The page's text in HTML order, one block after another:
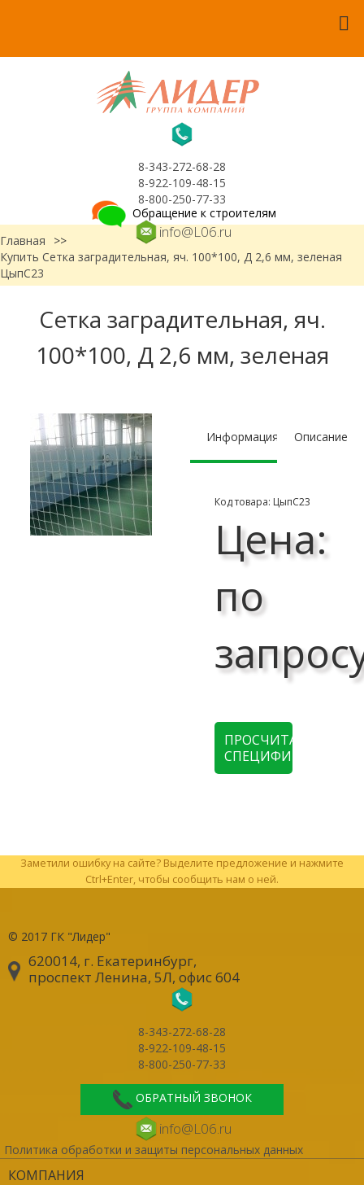
8-343-272-68-28
8-922-109-48-15
8-800-250-77-33
info@L06.ru
Обращение к строителям
Главная
>>
Купить Сетка заградительная, яч. 100*100, Д 2,6 мм, зеленая
ЦыпС23
Сетка заградительная, яч.
100*100, Д 2,6 мм, зеленая
Информация Описание
Код товара: ЦыпС23
Цена:
по
ПРОСЧИТАТЬ
СПЕЦИФИКАЦИЮ
Заметили ошибку на сайте? Выделите предложение и нажмите
Ctrl+Enter, чтобы сообщить нам о ней.
© 2017 ГК "Лидер"
620014, г. Екатеринбург,
проспект Ленина, 5Л, офис 604
8-343-272-68-28
8-922-109-48-15
8-800-250-77-33
ОБРАТНЫЙ ЗВОНОК
info@L06.ru
Политика обработки и защиты персональных данных
КОМПАНИЯ